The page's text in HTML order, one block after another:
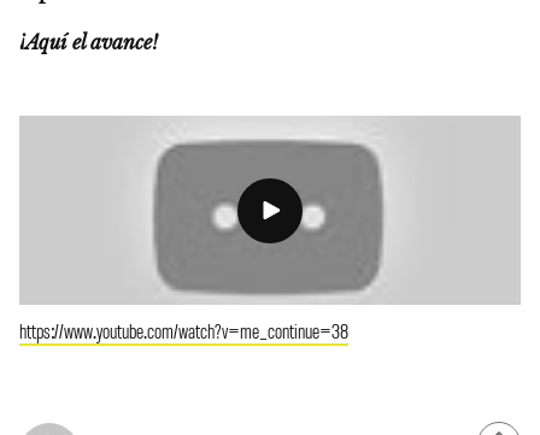
¡Aquí el avance!
https://www.youtube.com/watch?v=me_continue=38